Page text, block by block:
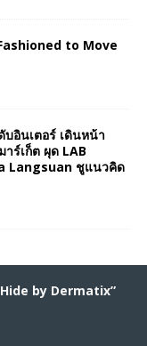
to Move
อินเตอร์ เดินหน้า
ร์เก็ต ผุด LAB
Langsuan ชูแนวคิด
Hide by Dermatix”